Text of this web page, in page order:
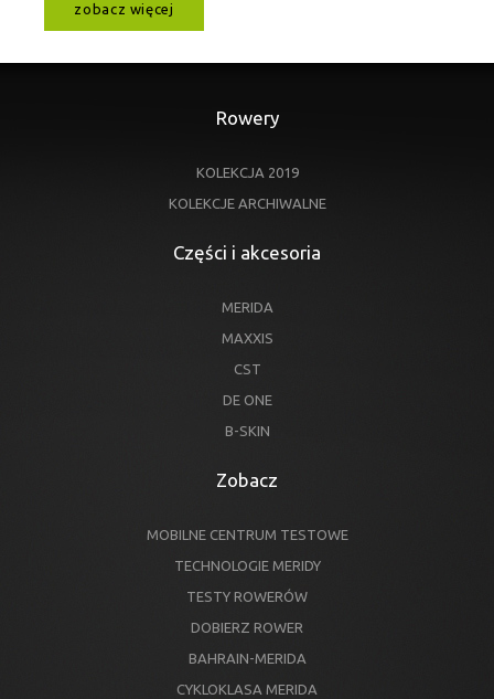
zobacz więcej
Rowery
KOLEKCJA 2019
KOLEKCJE ARCHIWALNE
Części i akcesoria
MERIDA
MAXXIS
CST
DE ONE
B-SKIN
Zobacz
MOBILNE CENTRUM TESTOWE
TECHNOLOGIE MERIDY
TESTY ROWERÓW
DOBIERZ ROWER
BAHRAIN-MERIDA
CYKLOKLASA MERIDA